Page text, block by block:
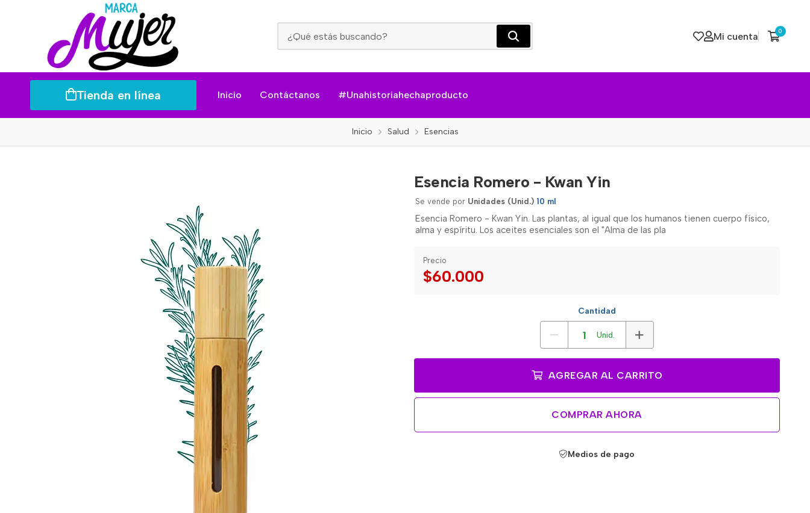
Mi cuenta 0
Tienda en línea Inicio Contáctanos #Unahistoriahechaproducto
Inicio Salud Esencias
Esencia Romero - Kwan Yin
Se vende por Unidades (Unid.) 10 ml
Esencia Romero - Kwan Yin. Las plantas, al igual que los humanos tienen cuerpo físico,
alma y espíritu. Los aceites esenciales son el "Alma de las pla
Precio
$60.000
Cantidad
Unid.
AGREGAR AL CARRITO
COMPRAR AHORA
Medios de pago